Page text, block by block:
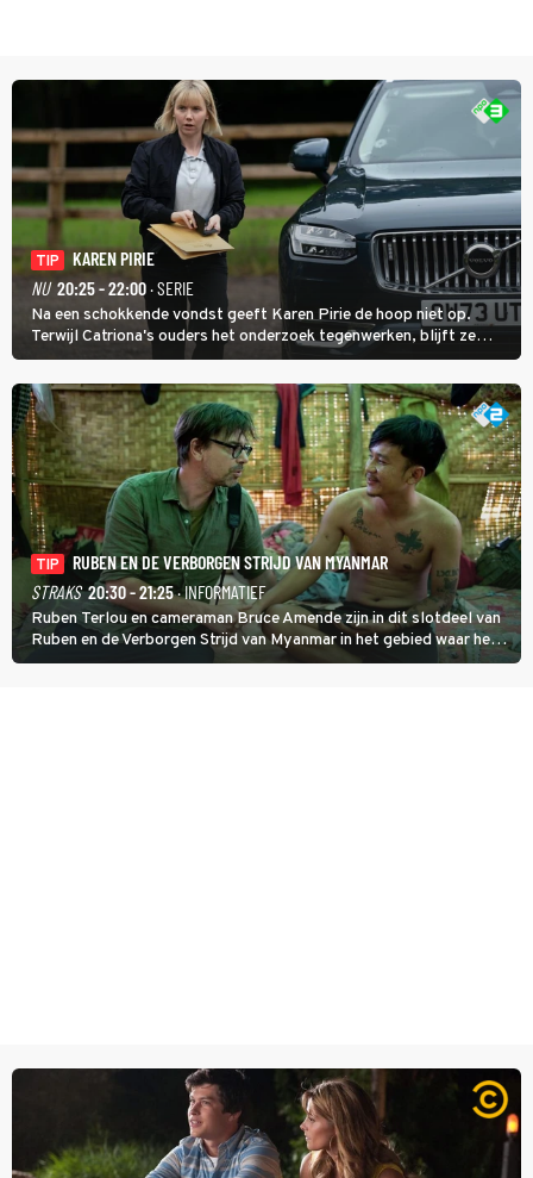
TIP
KAREN PIRIE
NU 20:25 - 22:00· SERIE
Na een schokkende vondst geeft Karen Pirie de hoop niet op.
Terwijl Catriona's ouders het onderzoek tegenwerken, blijft ze
speuren naar Adam. In deze slotaflevering van Karen Pirie leidt het
spoor via Frankrijk en Italië naar Malta.
TIP
RUBEN EN DE VERBORGEN STRIJD VAN MYANMAR
STRAKS 20:30 - 21:25· INFORMATIEF
Ruben Terlou en cameraman Bruce Amende zijn in dit slotdeel van
Ruben en de Verborgen Strijd van Myanmar in het gebied waar het
KNDF-rebellenleger de scepter zwaait. De rebellenleider zet zich